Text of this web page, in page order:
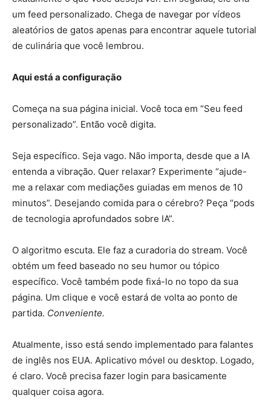
um feed personalizado. Chega de navegar por vídeos
aleatórios de gatos apenas para encontrar aquele tutorial
de culinária que você lembrou.
Aqui está a configuração
Começa na sua página inicial. Você toca em “Seu feed
personalizado”. Então você digita.
Seja específico. Seja vago. Não importa, desde que a IA
entenda a vibração. Quer relaxar? Experimente “ajude-
me a relaxar com mediações guiadas em menos de 10
minutos”. Desejando comida para o cérebro? Peça “pods
de tecnologia aprofundados sobre IA”.
O algoritmo escuta. Ele faz a curadoria do stream. Você
obtém um feed baseado no seu humor ou tópico
específico. Você também pode fixá-lo no topo da sua
página. Um clique e você estará de volta ao ponto de
partida. Conveniente.
Atualmente, isso está sendo implementado para falantes
de inglês nos EUA. Aplicativo móvel ou desktop. Logado,
é claro. Você precisa fazer login para basicamente
qualquer coisa agora.